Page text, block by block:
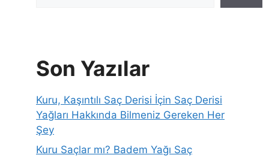
Son Yazılar
Kuru, Kaşıntılı Saç Derisi İçin Saç Derisi
Yağları Hakkında Bilmeniz Gereken Her
Şey
Kuru Saçlar mı? Badem Yağı Saç